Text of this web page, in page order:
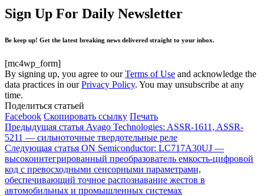
Sign Up For Daily Newsletter
Be keep up! Get the latest breaking news delivered straight to your inbox.
[mc4wp_form]
By signing up, you agree to ourTerms of Use and acknowledge the
data practices in ourPrivacy Policy. You may unsubscribe at any
time.
Поделиться статьей
Facebook Скопировать ссылку Печать
Предыдущая статья Avago Technologies: ASSR-1611, ASSR-
5211 — сильноточные твердотельные реле
Следующая статья ON Semiconductor: LC717A30UJ —
высокоинтегрированный преобразователь емкость-цифровой
код с превосходными сенсорными параметрами,
обеспечивающий точное распознавание жестов в
автомобильных и промышленных системах